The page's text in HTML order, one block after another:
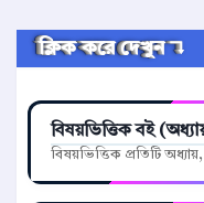
ক্লিক করে দেখুন ↴
বিষয়ভিত্তিক বই
বিষয়ভিত্তিক প্রতিটি